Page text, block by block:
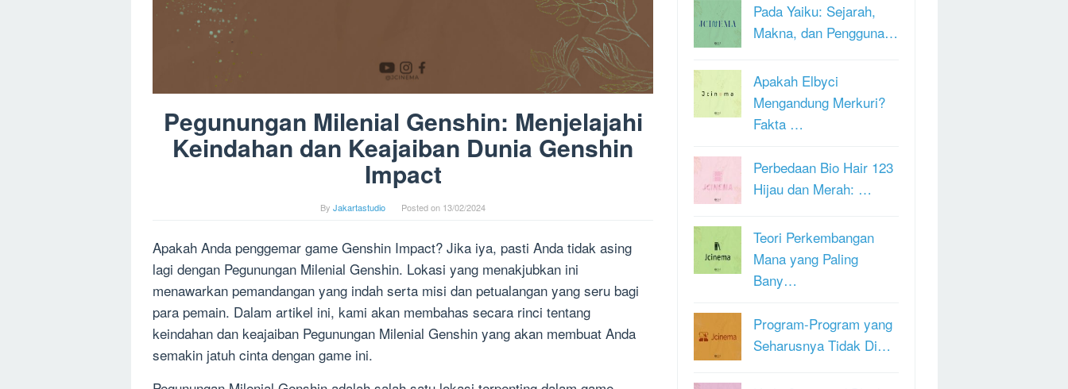
Pegunungan Milenial Genshin: Menjelajahi
Keindahan dan Keajaiban Dunia Genshin
Impact
By Jakartastudio Posted on 13/02/2024
Apakah Anda penggemar game Genshin Impact? Jika iya, pasti Anda tidak asing
lagi dengan Pegunungan Milenial Genshin. Lokasi yang menakjubkan ini
menawarkan pemandangan yang indah serta misi dan petualangan yang seru bagi
para pemain. Dalam artikel ini, kami akan membahas secara rinci tentang
keindahan dan keajaiban Pegunungan Milenial Genshin yang akan membuat Anda
semakin jatuh cinta dengan game ini.
Pada Yaiku: Sejarah,
Makna, dan Pengguna…
Apakah Elbyci
Mengandung Merkuri?
Fakta …
Perbedaan Bio Hair 123
Hijau dan Merah: …
Teori Perkembangan
Mana yang Paling
Bany…
Program-Program yang
Seharusnya Tidak Di…